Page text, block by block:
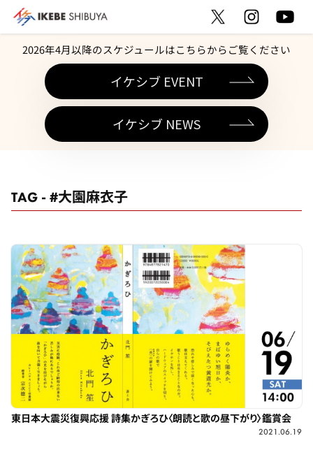
2026年4月以降のスケジュールはこちらからご覧ください
イケシブ EVENT
イケシブ NEWS
TAG - #大園麻衣子
東日本大震災復興応援 詩集かぎろひ〈朗読と歌の昼下がり〉鑑賞会
2021.06.19